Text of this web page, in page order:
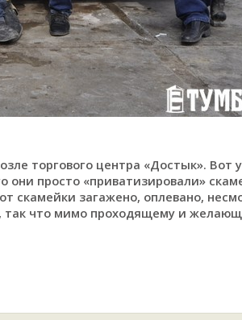
торгового центра «Достык». Вот
они просто «приватизировали»
скамейки загажено, оплевано,
так что мимо проходящему и